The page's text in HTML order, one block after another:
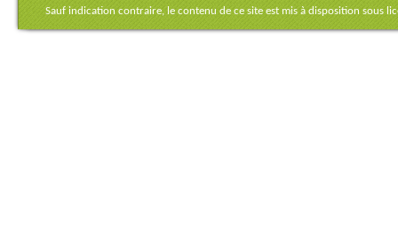
Sauf indication contraire, le contenu de ce site est mis à disposition sous